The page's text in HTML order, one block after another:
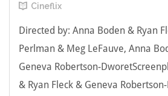
Cineflix
Directed by: Anna Boden & Ryan
Perlman & Meg LeFauve, Anna
Geneva Robertson-
& Ryan Fleck & Geneva